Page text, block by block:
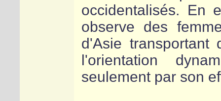
occidentalisés. En
observe des
d'Asie
l'orientation
seulement par son